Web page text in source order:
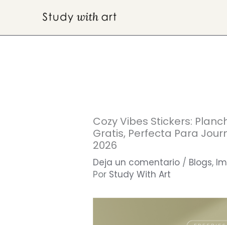
contenido
Cozy Vibes Stickers:
Gratis, Perfecta Para
2026
Deja un comentario / Blogs,
Por Study With Art